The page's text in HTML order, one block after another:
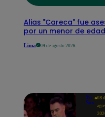
Alias "Careca" fue
por un menor de
Lima 09 de agosto 2026
Yo
Soy
08